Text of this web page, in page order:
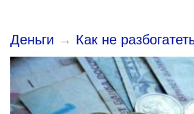
Деньги → Как не